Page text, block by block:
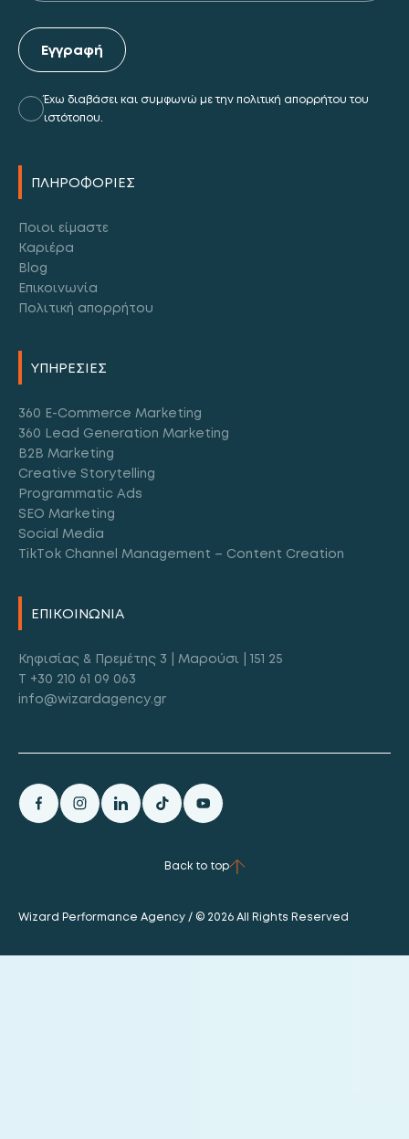
Εγγραφή
Έχω διαβάσει και συμφωνώ με την πολιτική απορρήτου του
ιστότοπου.
Alternative:
ΠΛΗΡΟΦΟΡΙΕΣ
Ποιοι είμαστε
Καριέρα
Blog
Επικοινωνία
Πολιτική απορρήτου
ΥΠΗΡΕΣΙΕΣ
360 E-Commerce Marketing
360 Lead Generation Marketing
B2B Marketing
Creative Storytelling
Programmatic Ads
SEO Marketing
Social Media
TikTok Channel Management – Content Creation
ΕΠΙΚΟΙΝΩΝΙΑ
Κηφισίας & Πρεμέτης 3 | Μαρούσι | 151 25
T +30 210 61 09 063
info@wizardagency.gr
Back to top
Wizard Performance Agency / © 2026 All Rights Reserved